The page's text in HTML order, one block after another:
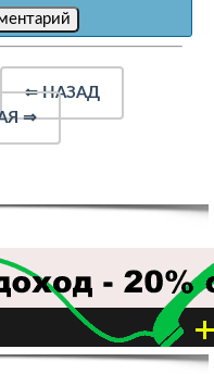
⇐НАЗАД
⇒